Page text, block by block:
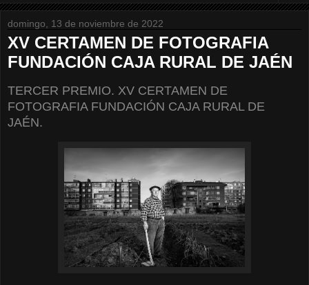
domingo, 13 de noviembre de 2022
XV CERTAMEN DE FOTOGRAFIA
FUNDACIÓN CAJA RURAL DE JAÉN
TERCER PREMIO. XV CERTAMEN DE
FOTOGRAFIA FUNDACIÓN CAJA RURAL DE
JAÉN.